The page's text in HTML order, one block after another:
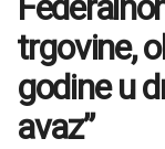
trgovine,
godine u
avaz”